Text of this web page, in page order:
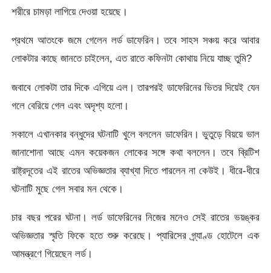
শরীরে চামড়া লাগিয়ে দেওয়া হয়েছে।
প্রথমে আতংকে জমে গেলেন লর্ড ডাফেরিন। তবে সাহস সঞ্চয় করে আবার
লোকটার কাছে জানতে চাইলেন, এত রাতে কফিনটা কোথায় নিয়ে যাচ্ছ তুমি?
জবাবে লোকটা তার দিকে এগিয়ে এল। তারপরই ডাফেরিনের ভিতর দিয়েই যেন
গলে বেরিয়ে গেল এবং অদৃশ্য হলো।
সকালে এখানকার বন্ধুদের ঘটনাটি খুলে বললেন ডাফেরিন। ভুতুড়ে বিয়য়ে ভাল
জানাশোনা আছে এমন কয়েকজন লোকের সঙ্গে কথা বললেন। তবে ব্রিটিশ
রাষ্ট্রদূতের এই রাতের অভিজ্ঞতার ব্যাখ্যা দিতে পারলেন না কেউই। ধীরে-ধীরে
ঘটনাটি মুছে গেল সবার মন থেকে।
চার বছর পরের ঘটনা। লর্ড ডাফেরিনের নিজের মনেও সেই রাতের ভয়ঙ্কর
অভিজ্ঞতার স্মৃতি ফিকে হতে শুরু করেছে। প্যারিসের গ্র্যাণ্ড হোটেলে এক
আমন্ত্রণে গিয়েছেন লর্ড।